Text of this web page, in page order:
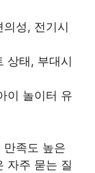
성, 전기시
상태, 부대시
이 놀이터 유
만족도 높은
자주 묻는 질